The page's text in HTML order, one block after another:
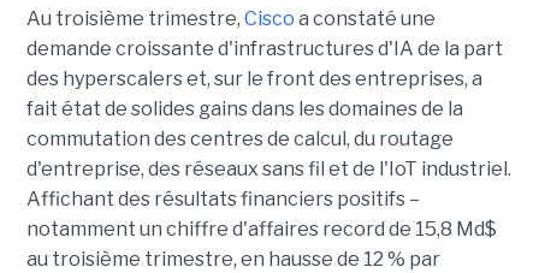
Au troisième trimestre, Cisco a constaté une
demande croissante d'infrastructures d'IA de la part
des hyperscalers et, sur le front des entreprises, a
fait état de solides gains dans les domaines de la
commutation des centres de calcul, du routage
d'entreprise, des réseaux sans fil et de l'IoT industriel.
Affichant des résultats financiers positifs –
notamment un chiffre d'affaires record de 15,8 Md$
au troisième trimestre, en hausse de 12 % par